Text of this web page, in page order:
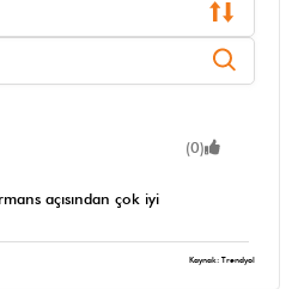
(0)
açısından çok iyi
Kaynak: Trendyol